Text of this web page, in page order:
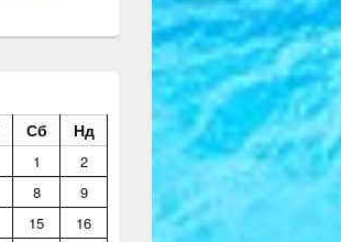
Сб Нд
1
2
8
9
15
16